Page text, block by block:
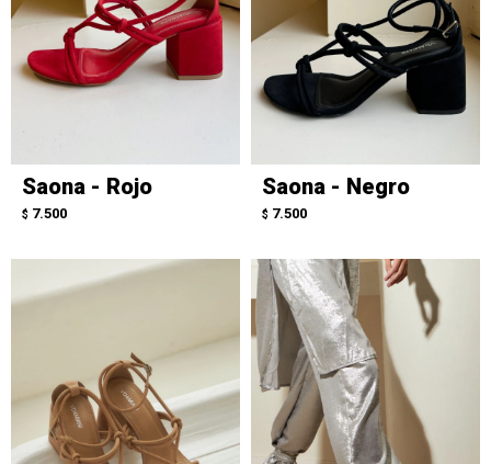
Saona - Rojo
$ 7.500
Saona - Negro
$ 7.500